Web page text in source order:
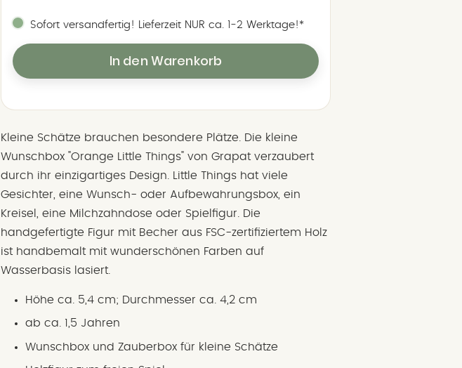
Sofort versandfertig! Lieferzeit NUR ca. 1‑2 Werktage!*
In den Warenkorb
Kleine Schätze brauchen besondere Plätze. Die kleine
Wunschbox "Orange Little Things" von Grapat verzaubert
durch ihr einzigartiges Design. Little Things hat viele
Gesichter, eine Wunsch- oder Aufbewahrungsbox, ein
Kreisel, eine Milchzahndose oder Spielfigur. Die
handgefertigte Figur mit Becher aus FSC-zertifiziertem Holz
ist handbemalt mit wunderschönen Farben auf
Wasserbasis lasiert.
Höhe ca. 5,4 cm; Durchmesser ca. 4,2 cm
ab ca. 1,5 Jahren
Wunschbox und Zauberbox für kleine Schätze